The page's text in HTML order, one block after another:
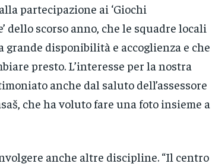
partecipazione ai ‘Giochi
scorso anno, che le squadre locali
disponibilità e accoglienza e che
presto. L’interesse per la nostra
anche dal saluto dell’assessore
che ha voluto fare una foto insieme a
anche altre discipline. “Il centro